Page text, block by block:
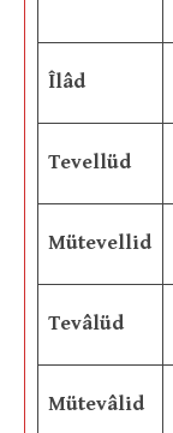
Îlâd
Tevellüd
Mütevellid
Tevâlüd
Mütevâlid